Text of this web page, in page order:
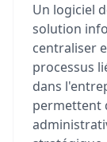
Un logiciel
solution
centraliser
processus
dans
permettent